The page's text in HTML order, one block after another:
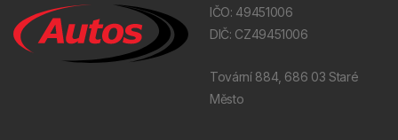
IČO: 49451006
DIČ: CZ49451006
Tovární 884, 686 03 Staré
Město